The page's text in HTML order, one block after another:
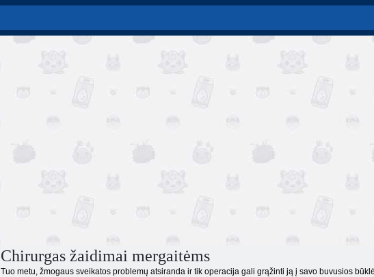
Chirurgas žaidimai mergaitėms
Tuo metu, žmogaus sveikatos problemų atsiranda ir tik operacija gali grąžinti ją į savo buvusios